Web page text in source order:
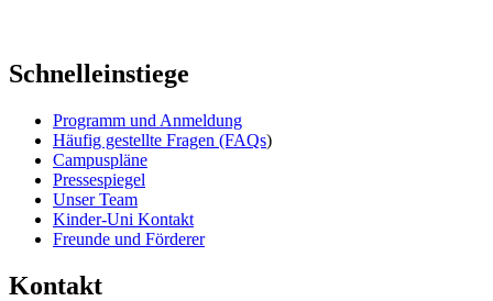
Schnelleinstiege
Programm und Anmeldung
Häufig gestellte Fragen (FAQs)
Campuspläne
Pressespiegel
Unser Team
Kinder-Uni Kontakt
Freunde und Förderer
Kontakt